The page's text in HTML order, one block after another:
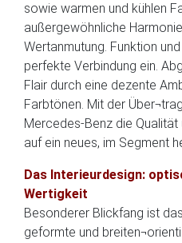
sowie warmen und kühlen
außergewöhnliche
Wertanmutung. Funktion
perfekte Verbindung ein.
Flair durch eine dezente
Farbtönen. Mit der
Mercedes-Benz die
auf ein neues, im Segment
Das Interieurdesign:
Wertigkeit
Besonderer Blickfang ist
geformte und